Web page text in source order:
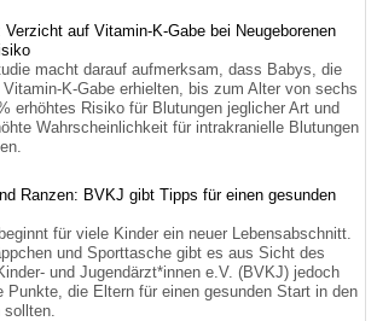
auf Vitamin-K-Gabe bei Neugeborenen
macht darauf aufmerksam, dass Babys, die
K-Gabe erhielten, bis zum Alter von sechs
erhöhtes Risiko für Blutungen jeglicher Art und
Wahrscheinlichkeit für intrakranielle Blutungen
Ranzen: BVKJ gibt Tipps für einen gesunden
für viele Kinder ein neuer Lebensabschnitt.
und Sporttasche gibt es aus Sicht des
und Jugendärzt*innen e.V. (BVKJ) jedoch
Punkte, die Eltern für einen gesunden Start in den